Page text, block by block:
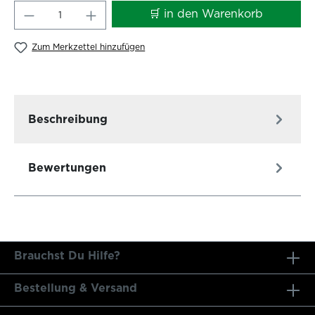
Produkt Anzahl: Gib den🛒 in den Warenkorb
Zum Merkzettel hinzufügen
Beschreibung
Bewertungen
Brauchst Du Hilfe?
Bestellung & Versand